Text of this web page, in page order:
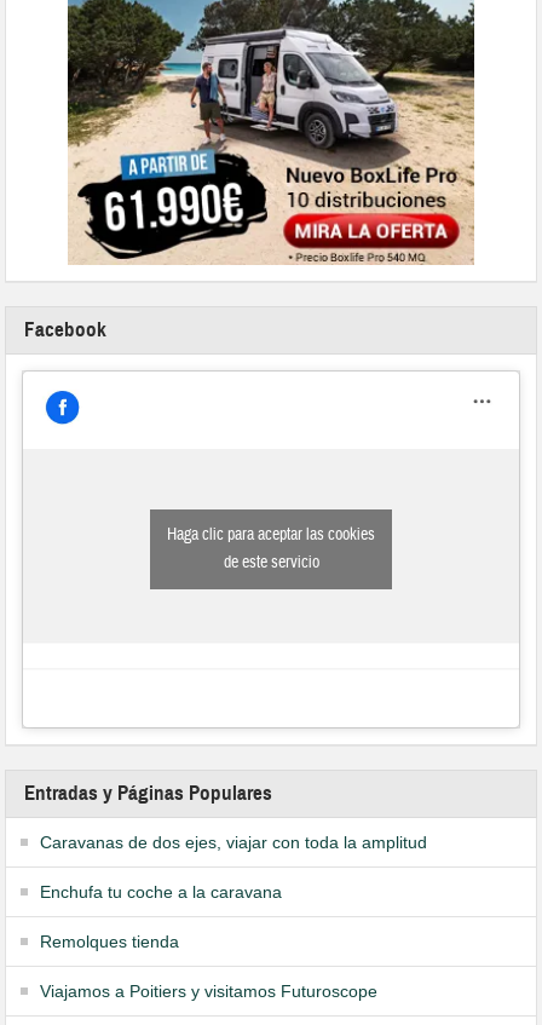
Facebook
Haga clic para aceptar las cookies
de este servicio
Entradas y Páginas Populares
Caravanas de dos ejes, viajar con toda la amplitud
Enchufa tu coche a la caravana
Remolques tienda
Viajamos a Poitiers y visitamos Futuroscope